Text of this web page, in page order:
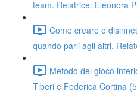
team. Relatrice: Eleonora
Come creare o
quando parli agli altri.
Metodo del gioco
Tiberi e Federica Cortina